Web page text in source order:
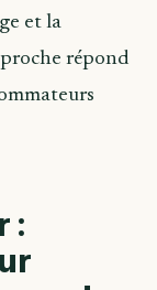
et la
répond
: